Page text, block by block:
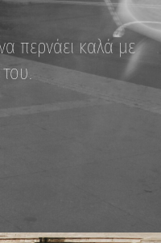
περνάει καλά με